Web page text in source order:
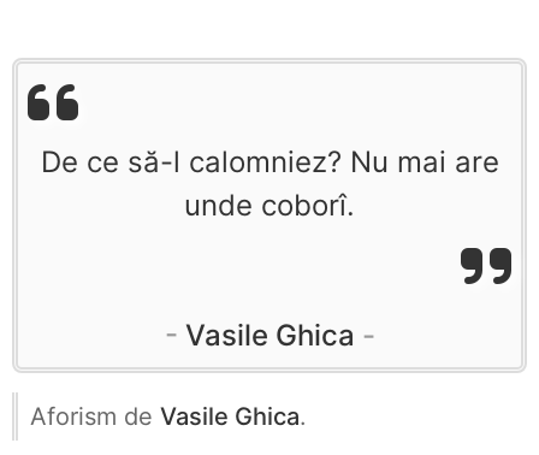
De ce să-l calomniez? Nu mai are
unde coborî.
Vasile Ghica
Aforism de Vasile Ghica.